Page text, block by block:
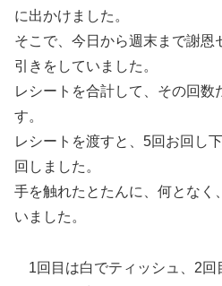
に出かけました。
そこで、今日から週末まで謝恩
引きをしていました。
レシートを合計して、その回
す。
レシートを渡すと、5回お回し
回しました。
手を触れたとたんに、何となく
いました。
1回目は白でティッシュ、2